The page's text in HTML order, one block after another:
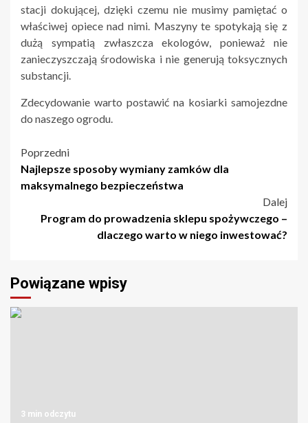
stacji dokującej, dzięki czemu nie musimy pamiętać o
właściwej opiece nad nimi. Maszyny te spotykają się z
dużą sympatią zwłaszcza ekologów, ponieważ nie
zanieczyszczają środowiska i nie generują toksycznych
substancji.
Zdecydowanie warto postawić na kosiarki samojezdne
do naszego ogrodu.
Nawigacja
wpisu
Poprzedni
Najlepsze sposoby wymiany zamków dla
maksymalnego bezpieczeństwa
Dalej
Program do prowadzenia sklepu spożywczego –
dlaczego warto w niego inwestować?
Powiązane wpisy
3 min odczytu